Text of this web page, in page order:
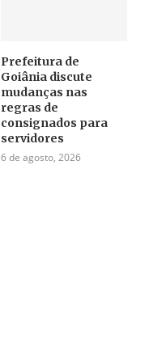
Prefeitura de
Goiânia discute
mudanças nas
regras de
consignados para
servidores
6 de agosto, 2026